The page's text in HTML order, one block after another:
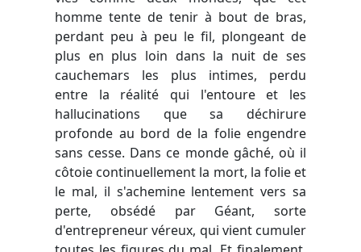
homme tente de tenir à bout de bras,
perdant peu à peu le fil, plongeant de
plus en plus loin dans la nuit de ses
cauchemars les plus intimes, perdu
entre la réalité qui l'entoure et les
hallucinations que sa déchirure
profonde au bord de la folie engendre
sans cesse. Dans ce monde gâché, où il
côtoie continuellement la mort, la folie et
le mal, il s'achemine lentement vers sa
perte, obsédé par Géant, sorte
d'entrepreneur véreux, qui vient cumuler